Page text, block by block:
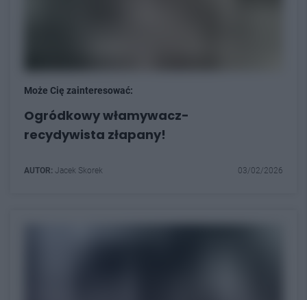
Może Cię zainteresować:
Ogródkowy włamywacz-
recydywista złapany!
AUTOR: Jacek Skorek 03/02/2026